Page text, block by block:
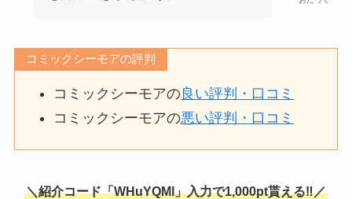
コミックシーモアの評判
コミックシーモアの良い評判・口コミ
コミックシーモアの悪い評判・口コミ
＼紹介コード「WHuYQMl」入力で1,000pt貰える‼／